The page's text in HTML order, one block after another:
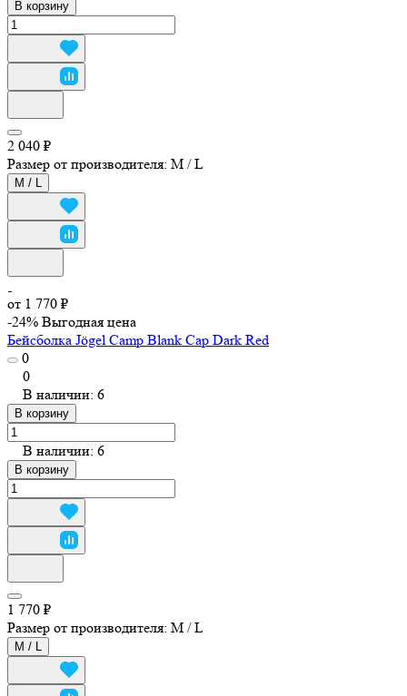
В корзину
2 040 ₽
Размер от производителя: M / L
M / L
от 1 770 ₽
-24% Выгодная цена
Бейсболка Jögel Camp Blank Cap Dark Red
0
0
В наличии: 6
В корзину
В наличии: 6
В корзину
1 770 ₽
Размер от производителя: M / L
M / L